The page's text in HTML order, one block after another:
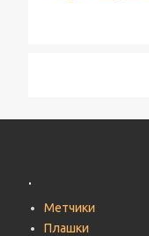
.
Метчики
Плашки